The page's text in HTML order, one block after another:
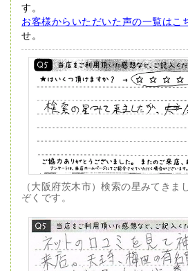
す。
お客様からいただいた声の一覧はこ
せ。
（大阪府茨木市）検索の星みてきま
ぞくです。